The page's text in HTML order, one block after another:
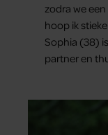
zodra we
hoop ik
Sophia (38)
partner en
ze samen